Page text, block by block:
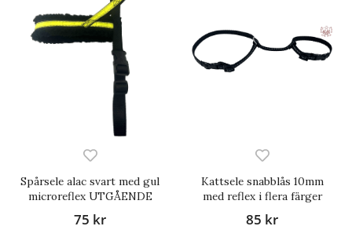
Spårsele alac svart med gul
microreflex UTGÅENDE
75 kr
Kattsele snabblås 10mm
med reflex i flera färger
85 kr